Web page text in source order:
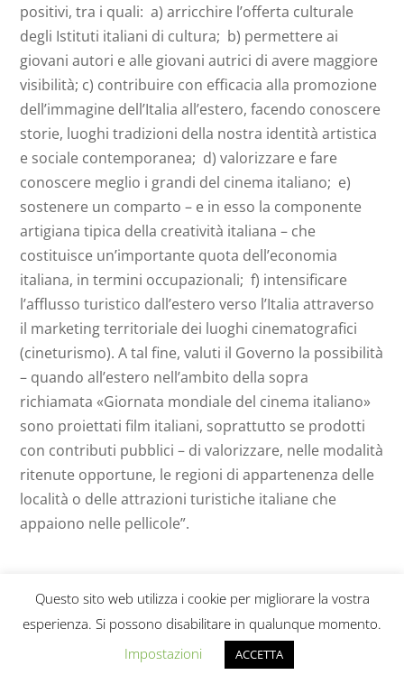
positivi, tra i quali: a) arricchire l’offerta culturale
degli Istituti italiani di cultura; b) permettere ai
giovani autori e alle giovani autrici di avere maggiore
visibilità; c) contribuire con efficacia alla promozione
dell’immagine dell’Italia all’estero, facendo conoscere
storie, luoghi tradizioni della nostra identità artistica
e sociale contemporanea; d) valorizzare e fare
conoscere meglio i grandi del cinema italiano; e)
sostenere un comparto – e in esso la componente
artigiana tipica della creatività italiana – che
costituisce un’importante quota dell’economia
italiana, in termini occupazionali; f) intensificare
l’afflusso turistico dall’estero verso l’Italia attraverso
il marketing territoriale dei luoghi cinematografici
(cineturismo). A tal fine, valuti il Governo la possibilità
– quando all’estero nell’ambito della sopra
richiamata «Giornata mondiale del cinema italiano»
sono proiettati film italiani, soprattutto se prodotti
con contributi pubblici – di valorizzare, nelle modalità
ritenute opportune, le regioni di appartenenza delle
località o delle attrazioni turistiche italiane che
appaiono nelle pellicole”.
IMU per gli italiani all’estero
Ordine del giorno9/1074-A/8(2019)
Accolto come raccomandazione in data 14/5/2019
Questo sito web utilizza i cookie per migliorare la vostra
esperienza. Si possono disabilitare in qualunque momento.
Impostazioni
ACCETTA